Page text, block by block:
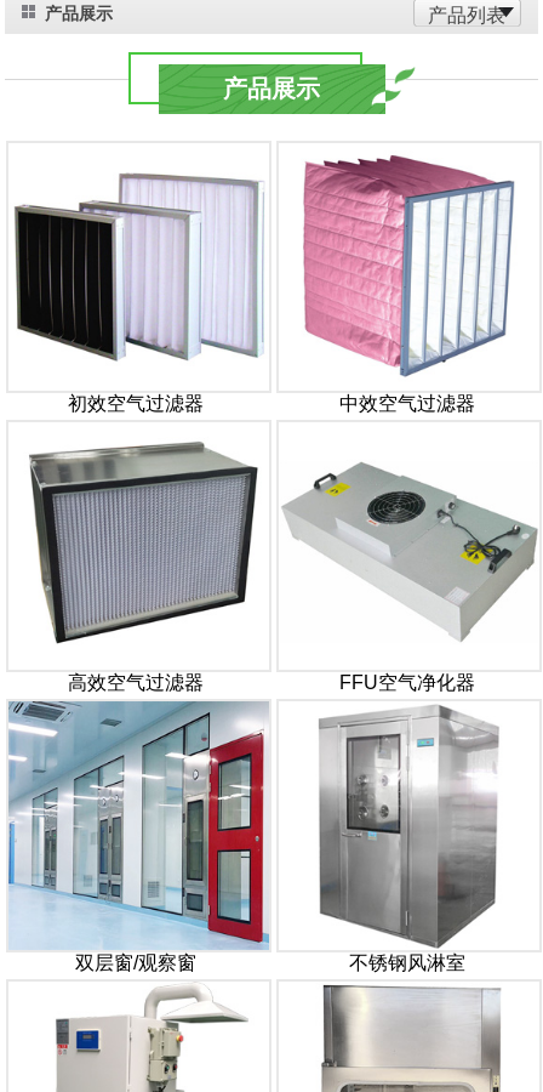
产品展示 产品列表
产品展示
初效空气过滤器 中效空气过滤器
高效空气过滤器 FFU空气净化器
双层窗/观察窗 不锈钢风淋室